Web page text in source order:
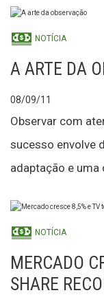
NOTÍCIA
A ARTE DA
08/09/11
Observar com
sucesso envolve
adaptação e uma
NOTÍCIA
MERCADO
SHARE